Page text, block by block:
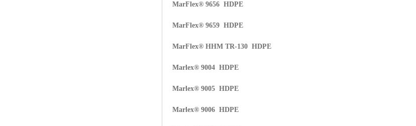
MarFlex® 9656 HDPE
MarFlex® 9659 HDPE
MarFlex® HHM TR-130 HDPE
Marlex® 9004 HDPE
Marlex® 9005 HDPE
Marlex® 9006 HDPE